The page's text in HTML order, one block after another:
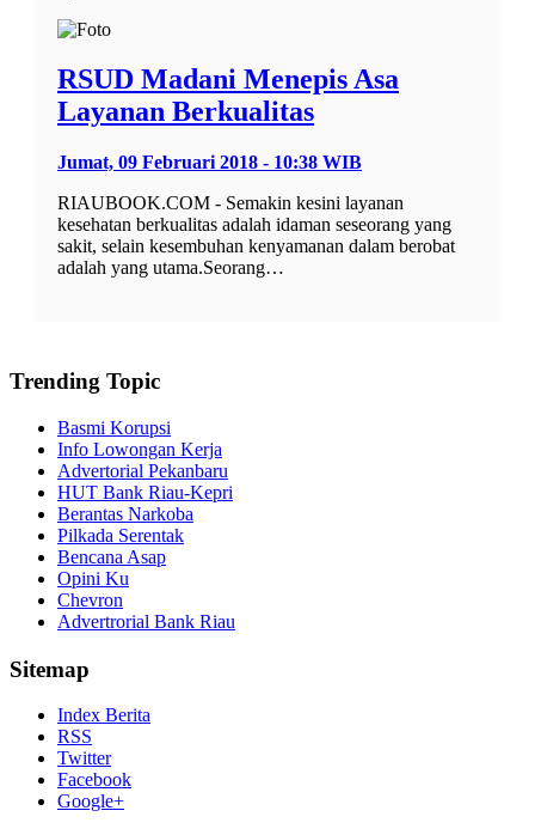
RSUD Madani Menepis Asa
Layanan Berkualitas
Jumat, 09 Februari 2018 - 10:38 WIB
RIAUBOOK.COM - Semakin kesini layanan
kesehatan berkualitas adalah idaman seseorang yang
sakit, selain kesembuhan kenyamanan dalam berobat
adalah yang utama.Seorang…
Trending Topic
Basmi Korupsi
Info Lowongan Kerja
Advertorial Pekanbaru
HUT Bank Riau-Kepri
Berantas Narkoba
Pilkada Serentak
Bencana Asap
Opini Ku
Chevron
Advertrorial Bank Riau
Sitemap
Index Berita
RSS
Twitter
Facebook
Google+